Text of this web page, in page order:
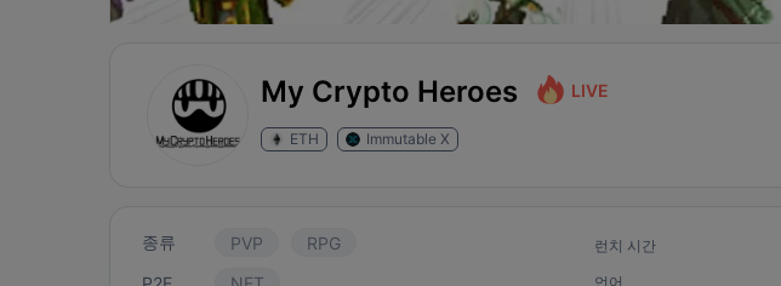
My Crypto Heroes LIVE
ETH Immutable X
종류 PVP
RPG
런치 시간
언어